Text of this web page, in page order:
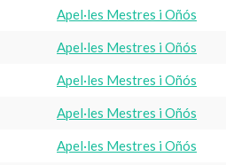
Apel·les Mestres i Oñós
Apel·les Mestres i Oñós
Apel·les Mestres i Oñós
Apel·les Mestres i Oñós
Apel·les Mestres i Oñós